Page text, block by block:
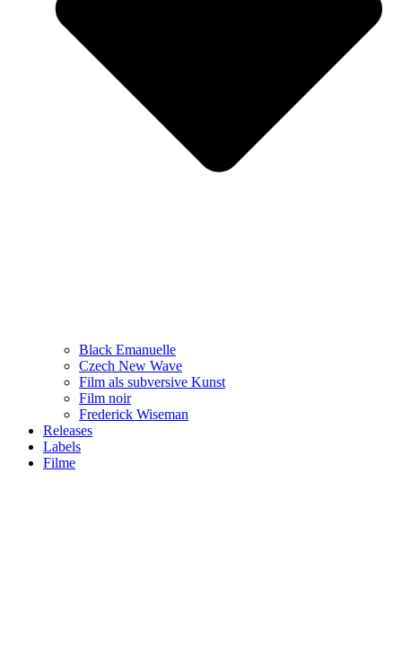
Black Emanuelle
Czech New Wave
Film als subversive Kunst
Film noir
Frederick Wiseman
Releases
Labels
Filme